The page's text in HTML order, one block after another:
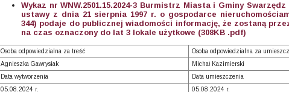
Wykaz nr WNW.2501.15.2024-3 Burmistrz Miasta i Gminy
ustawy z dnia 21 sierpnia 1997 r. o gospodarce
344) podaje do publicznej wiadomości informację, że zostaną
na czas oznaczony do lat 3 lokale użytkowe (308KB .pdf)
Osoba odpowiedzialna za treść
Osoba odpowiedzialna za
Agnieszka Gawrysiak
Michał Kazimierski
Data wytworzenia
Data umieszczenia
05.08.2024 r.
05.08.2024 r.